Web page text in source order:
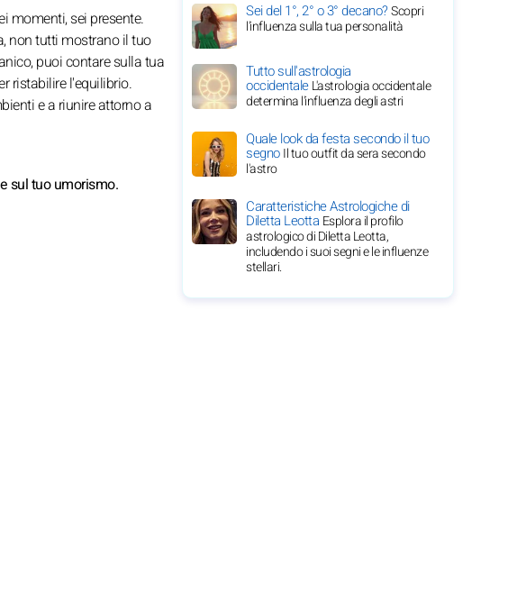
momenti, sei presente.
non tutti mostrano il tuo
puoi contare sulla tua
ristabilire l'equilibrio.
e a riunire attorno a
sul tuo umorismo.
Sei del 1°, 2° o 3° decano?Scopri
l'influenza sulla tua personalità
Tutto sull'astrologia
occidentaleL'astrologia occidentale
determina l'influenza degli astri
Quale look da festa secondo il tuo
segnoIl tuo outfit da sera secondo
l'astro
Caratteristiche Astrologiche di
Diletta Leotta Esplora il profilo
astrologico di Diletta Leotta,
includendo i suoi segni e le influenze
stellari.